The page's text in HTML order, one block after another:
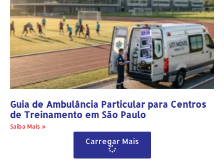
Guia de Ambulância Particular para Centros
de Treinamento em São Paulo
Saiba Mais »
Carregar Mais